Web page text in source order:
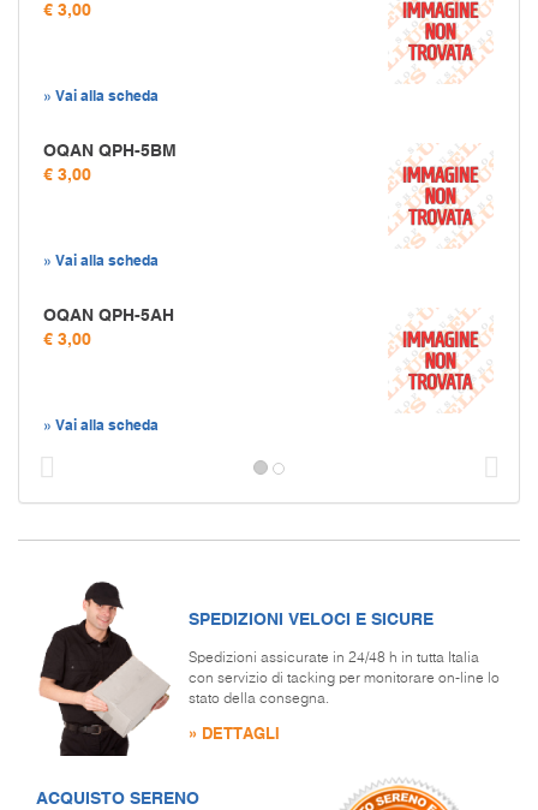
€ 3,00
» Vai alla scheda
OQAN QPH-5BM
€ 3,00
» Vai alla scheda
OQAN QPH-5AH
€ 3,00
» Vai alla scheda
SPEDIZIONI VELOCI E SICURE
Spedizioni assicurate in 24/48 h in tutta Italia
con servizio di tacking per monitorare on-line lo
stato della consegna.
» DETTAGLI
ACQUISTO SERENO